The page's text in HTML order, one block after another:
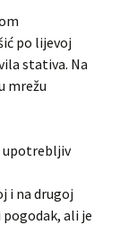
po lijevoj
stativa. Na
mrežu
upotrebljiv
i na drugoj
ali je